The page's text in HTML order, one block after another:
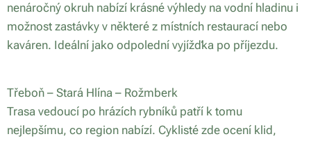
nenáročný okruh nabízí krásné výhledy na vodní hladinu i
možnost zastávky v některé z místních restaurací nebo
kaváren. Ideální jako odpolední vyjížďka po příjezdu.
Třeboň – Stará Hlína – Rožmberk
Trasa vedoucí po hrázích rybníků patří k tomu
nejlepšímu, co region nabízí. Cyklisté zde ocení klid,